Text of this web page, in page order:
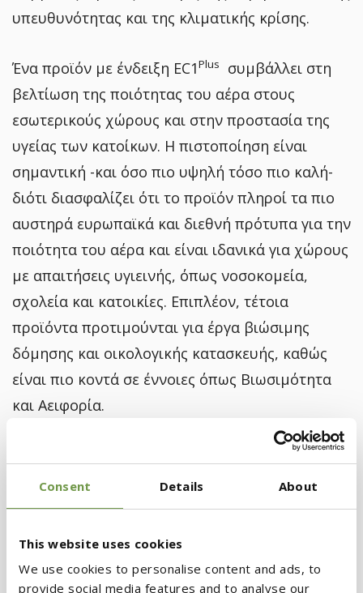
Consent Details About
This website uses cookies
We use cookies to personalise content and ads, to
provide social media features and to analyse our
υπευθυνότητας και της κλιματικής κρίσης.
Ένα προϊόν με ένδειξη EC1Plus
συμβάλλει στη
βελτίωση της ποιότητας του αέρα στους
εσωτερικούς χώρους και στην προστασία της
υγείας των κατοίκων. Η πιστοποίηση είναι
σημαντική -και όσο πιο υψηλή τόσο πιο καλή-
διότι διασφαλίζει ότι το προϊόν πληροί τα πιο
αυστηρά ευρωπαϊκά και διεθνή πρότυπα για την
ποιότητα του αέρα και είναι ιδανικά για χώρους
με απαιτήσεις υγιεινής, όπως νοσοκομεία,
σχολεία και κατοικίες. Επιπλέον, τέτοια
προϊόντα προτιμούνται για έργα βιώσιμης
δόμησης και οικολογικής κατασκευής, καθώς
είναι πιο κοντά σε έννοιες όπως Βιωσιμότητα
και Αειφορία.
προϊόντα έχουν λάβει επίσημη διαβεβαίωση ότι
καλύπτουν και τις προδιαγραφές
Method), που είναι από τα πιο διαδεδομένα και